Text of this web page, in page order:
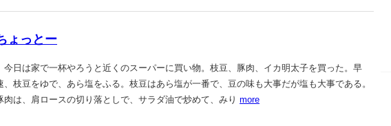
ょっとー
今日は家で一杯やろうと近くのスーパーに買い物。枝豆、豚肉、イカ明太子を買った。早
、枝豆をゆで、あら塩をふる。枝豆はあら塩が一番で、豆の味も大事だが塩も大事である。
肉は、肩ロースの切り落としで、サラダ油で炒めて、みり more